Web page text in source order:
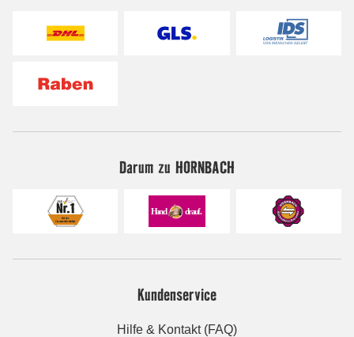
Darum zu HORNBACH
Kundenservice
Hilfe & Kontakt (FAQ)